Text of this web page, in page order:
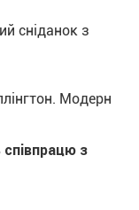
сніданок з
Модерн
з